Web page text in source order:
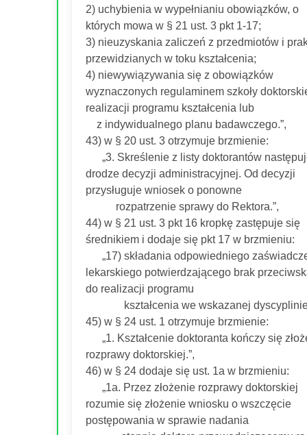
2) uchybienia w wypełnianiu obowiązków, o
których mowa w § 21 ust. 3 pkt 1-17;
3) nieuzyskania zaliczeń z przedmiotów i
przewidzianych w toku kształcenia;
4) niewywiązywania się z obowiązków
wyznaczonych regulaminem szkoły
realizacji programu kształcenia lub
z indywidualnego planu badawczego.”,
43) w § 20 ust. 3 otrzymuje brzmienie:
„3. Skreślenie z listy doktorantów
drodze decyzji administracyjnej. Od decyzji
przysługuje wniosek o ponowne
rozpatrzenie sprawy do Rektora.”,
44) w § 21 ust. 3 pkt 16 kropkę zastępuje się
średnikiem i dodaje się pkt 17 w brzmieniu:
„17) składania odpowiedniego
lekarskiego potwierdzającego brak
do realizacji programu
kształcenia we wskazanej
45) w § 24 ust. 1 otrzymuje brzmienie:
„1. Kształcenie doktoranta kończy się
rozprawy doktorskiej.”,
46) w § 24 dodaje się ust. 1a w brzmieniu:
„1a. Przez złożenie rozprawy doktorskiej
rozumie się złożenie wniosku o wszczęcie
postępowania w sprawie nadania